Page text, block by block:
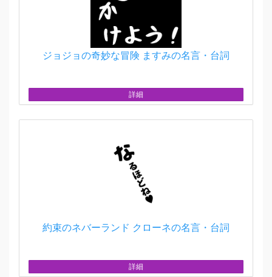
ジョジョの奇妙な冒険 ますみの名言・台詞
詳細
約束のネバーランド クローネの名言・台詞
詳細